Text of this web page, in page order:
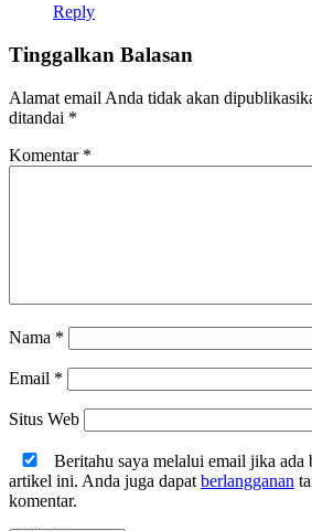
Reply
Tinggalkan Balasan
Alamat email Anda tidak akan
ditandai *
Komentar *
Nama *
Email *
Situs Web
Beritahu saya melalui email jika ada
artikel ini. Anda juga dapat berlangganan
komentar.